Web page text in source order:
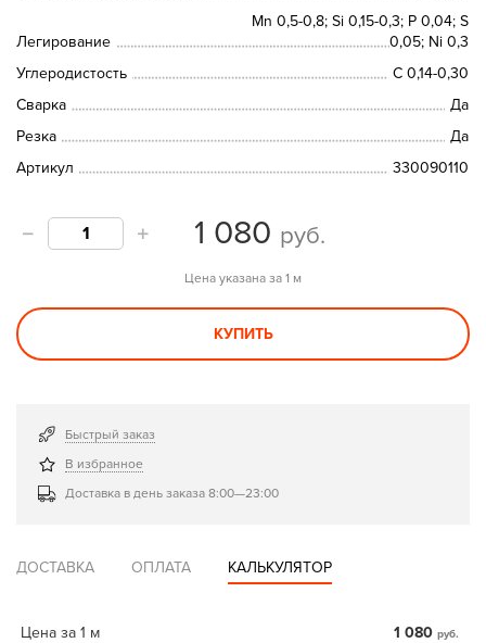
Легирование
Mn 0,5-0,8; Si 0,15-0,3; P 0,04; S
0,05; Ni 0,3
Углеродистость
C 0,14-0,30
Сварка
Да
Резка
Да
Артикул
330090110
1 080 руб.
Цена указана за 1 м
КУПИТЬ
Быстрый заказ
В избранное
Доставка в день заказа 8:00—23:00
ДОСТАВКА ОПЛАТА КАЛЬКУЛЯТОР
Цена за 1 м 1 080 руб.